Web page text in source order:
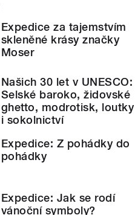
Expedice za tajemstvím
skleněné krásy značky
Moser
Našich 30 let v UNESCO:
Selské baroko, židovské
ghetto, modrotisk, loutky
i sokolnictví
Expedice: Z pohádky do
pohádky
Expedice: Jak se rodí
vánoční symboly?